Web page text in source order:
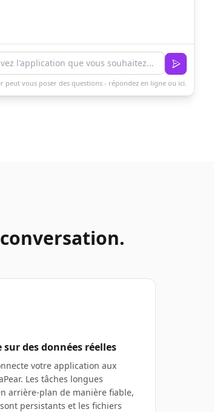
peut vous poser des questions - répondez en ligne ou ici.
sur des données réelles
votre application aux
Les tâches longues
arrière-plan de manière fiable,
persistants et les fichiers